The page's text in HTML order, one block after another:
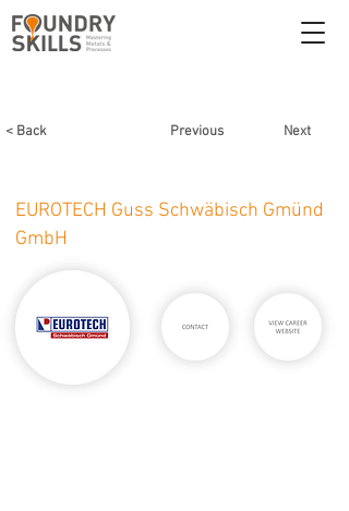
< Back Previous Next
EUROTECH Guss Schwäbisch Gmünd
GmbH